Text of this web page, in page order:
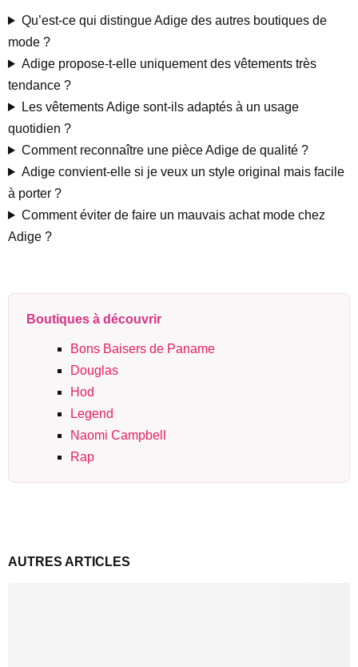
Qu’est-ce qui distingue Adige des autres boutiques de
mode ?
Adige propose-t-elle uniquement des vêtements très
tendance ?
Les vêtements Adige sont-ils adaptés à un usage
quotidien ?
Comment reconnaître une pièce Adige de qualité ?
Adige convient-elle si je veux un style original mais facile
à porter ?
Comment éviter de faire un mauvais achat mode chez
Adige ?
Boutiques à découvrir
Bons Baisers de Paname
Douglas
Hod
Legend
Naomi Campbell
Rap
AUTRES ARTICLES